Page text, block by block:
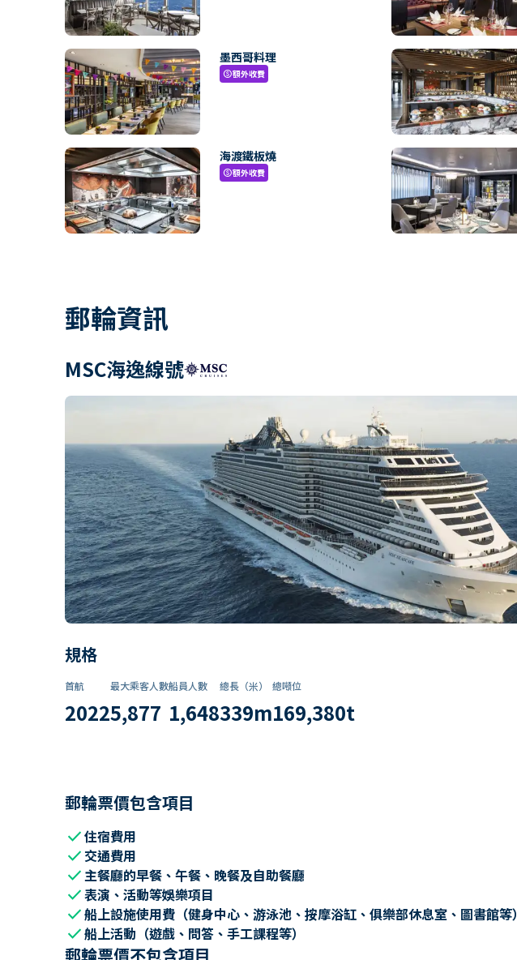
墨西哥料理
paid額外收費
海渡鐵板燒
paid額外收費
郵輪資訊
MSC海逸線號
規格
首航
2022
最大乘客人數
5,877
船員人數
1,648
總長（米）
339m
總噸位
169,380t
郵輪票價包含項目
check住宿費用
check 交通費用
check主餐廳的早餐、午餐、晚餐及自助餐廳
check表演、活動等娛樂項目
check船上設施使用費（健身中心、游泳池、按摩浴缸、俱樂部休息室、圖書館等）
check船上活動（遊戲、問答、手工課程等）
郵輪票價不包含項目